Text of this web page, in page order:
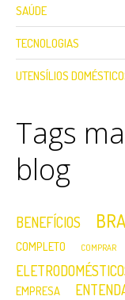
SAÚDE
TECNOLOGIAS
UTENSÍLIOS
Tags
blog
BENEFÍCIOS
COMPLETO COMPRAR
EMPRESA